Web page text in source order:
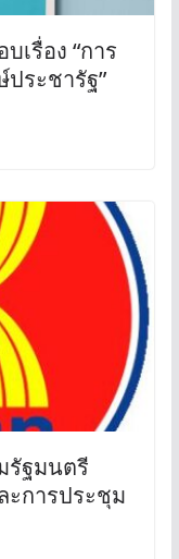
เรื่อง “การ
ระชารัฐ”
รัฐมนตรี
ะการประชุม